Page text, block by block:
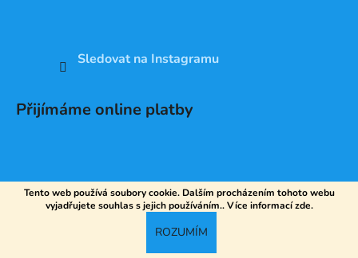
Tento web používá soubory cookie. Dalším procházením tohoto webu
vyjadřujete souhlas s jejich používáním.. Více informacízde.
ROZUMÍM
Sledovat na Instagramu
Přijímáme online platby
Vytvořil Shoptet
DV SPORT. Všechna práva vyhrazena.